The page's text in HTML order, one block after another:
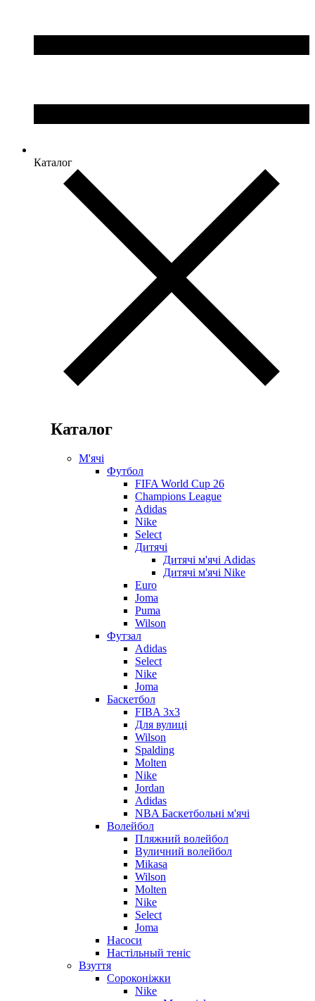
Каталог
Каталог
М'ячі
Футбол
FIFA World Cup 26
Champions League
Adidas
Nike
Select
Дитячі
Дитячі м'ячі Adidas
Дитячі м'ячі Nike
Euro
Joma
Puma
Wilson
Футзал
Adidas
Select
Nike
Joma
Баскетбол
FIBA 3x3
Для вулиці
Wilson
Spalding
Molten
Nike
Jordan
Adidas
NBA Баскетбольні м'ячі
Волейбол
Пляжний волейбол
Вуличний волейбол
Mikasa
Wilson
Molten
Nike
Select
Joma
Насоси
Настільный теніс
Взуття
Сороконіжки
Nike